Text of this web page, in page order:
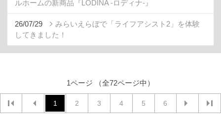
ルホームの新商品『LODINA -ロディナ-』
26/07/29
みらいえらぼで「ライフアシスト2」を体験
してきました！
1ページ （全72ページ中）
1 2 3 4 5 6